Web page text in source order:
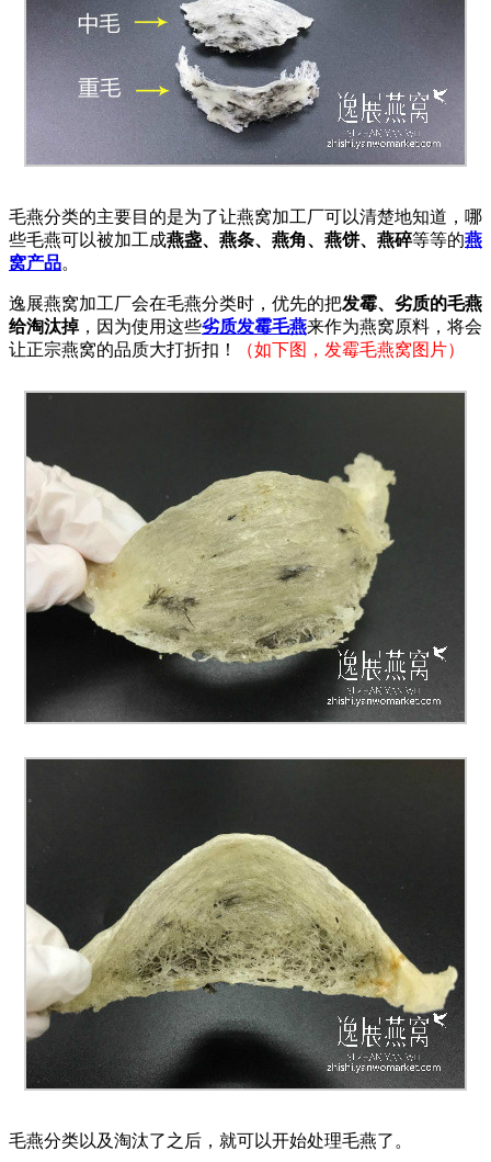
毛燕分类的主要目的是为了让燕窝加工厂可以清楚地知道，哪
些毛燕可以被加工成燕盏、燕条、燕角、燕饼、燕碎等等的燕
窝产品。
逸展燕窝加工厂会在毛燕分类时，优先的把发霉、劣质的毛燕
给淘汰掉，因为使用这些劣质发霉毛燕来作为燕窝原料，将会
让正宗燕窝的品质大打折扣！
（如下图，发霉毛燕窝图片）
毛燕分类以及淘汰了之后，就可以开始处理毛燕了。